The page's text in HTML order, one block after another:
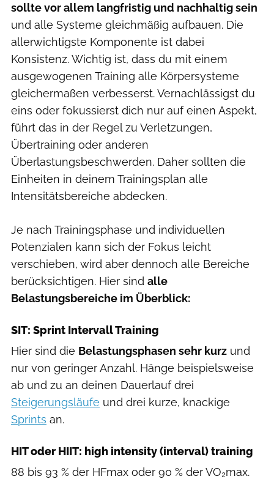
sollte vor allem langfristig und nachhaltig sein
und alle Systeme gleichmäßig aufbauen. Die
allerwichtigste Komponente ist dabei
Konsistenz. Wichtig ist, dass du mit einem
ausgewogenen Training alle Körpersysteme
gleichermaßen verbesserst. Vernachlässigst du
eins oder fokussierst dich nur auf einen Aspekt,
führt das in der Regel zu Verletzungen,
Übertraining oder anderen
Überlastungsbeschwerden. Daher sollten die
Einheiten in deinem Trainingsplan alle
Intensitätsbereiche abdecken.
Je nach Trainingsphase und individuellen
Potenzialen kann sich der Fokus leicht
verschieben, wird aber dennoch alle Bereiche
berücksichtigen. Hier sind alle
Belastungsbereiche im Überblick:
SIT: Sprint Intervall Training
Hier sind die Belastungsphasen sehr kurz und
nur von geringer Anzahl. Hänge beispielsweise
ab und zu an deinen Dauerlauf drei
Steigerungsläufe und drei kurze, knackige
Sprints an.
HIT oder HIIT: high intensity (interval) training
88 bis 93 % der HFmax oder 90 % der VO₂max.